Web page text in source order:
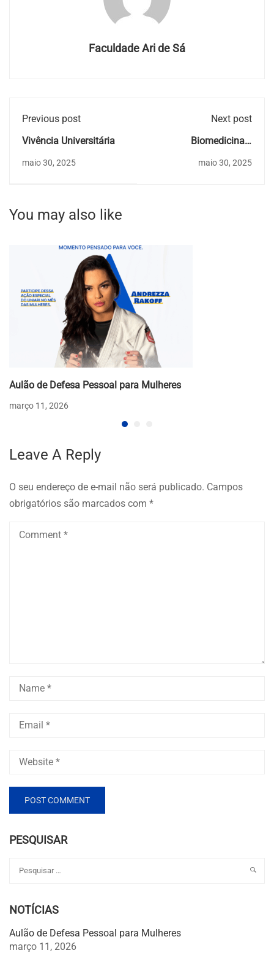
Faculdade Ari de Sá
Previous post
Vivência Universitária
maio 30, 2025
Next post
Biomedicina e
Enfermagem:
maio 30, 2025
You may also like
Aulão de Defesa Pessoal para Mulheres
março 11, 2026
Leave A Reply
O seu endereço de e-mail não será publicado. Campos
obrigatórios são marcados com *
PESQUISAR
NOTÍCIAS
Aulão de Defesa Pessoal para Mulheres
março 11, 2026